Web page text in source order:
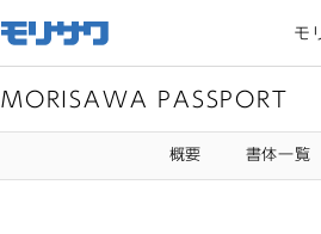
モ
MORISAWA PASSPORT
概要 書体一覧